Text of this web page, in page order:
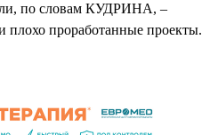
по словам КУДРИНА, –
плохо проработанные проекты.